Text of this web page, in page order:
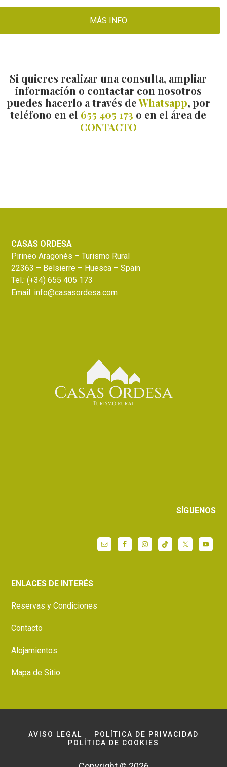
MÁS INFO
Si quieres realizar una consulta, ampliar
información o contactar con nosotros
puedes hacerlo a través deWhatsapp, por
teléfono en el 655 405 173 o en el área de
CONTACTO
CASAS ORDESA
Pirineo Aragonés – Turismo Rural
22363 – Belsierre – Huesca – Spain
Tel.:(+34) 655 405 173
Email: info@casasordesa.com
SÍGUENOS
ENLACES DE INTERÉS
Reservas y Condiciones
Contacto
Alojamientos
Mapa de Sitio
AVISO LEGAL
POLÍTICA DE PRIVACIDAD
POLÍTICA DE COOKIES